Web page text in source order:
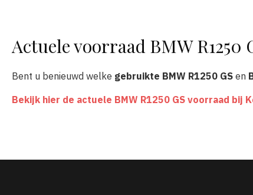
Actuele voorraad BMW R1250
Bent u benieuwd welke gebruikte BMW R1250 GS en
Bekijk hier de actuele BMW R1250 GS voorraad bij